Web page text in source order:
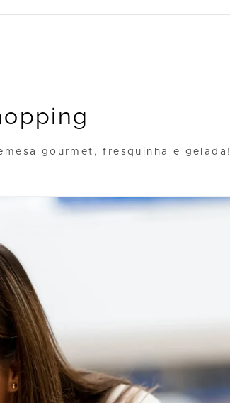
gourmet, fresquinha e gelada!